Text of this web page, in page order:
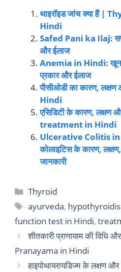
थाइरॉइड जांच क्या हैं |
Hindi
Safed Pani ka Ilaj:
और ईलाज
Anemia in Hindi: खून
प्रकार और ईलाज
पीसीओडी का कारण,
Hindi
एसिडिटी के कारण,
treatment in Hindi
Ulcerative Colitis in
कोलाइटिस के कारण,
जानकारी
Thyroid
ayurveda,
function test in Hindi,
शीतकारी प्राणायाम की
Pranayama in Hindi
हाइपोथायरायडिज्म के लक्षण